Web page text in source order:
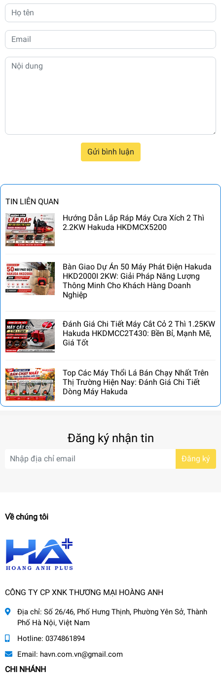
TIN LIÊN QUAN
Hướng Dẫn Lắp Ráp Máy Cưa Xích 2 Thì
2.2KW Hakuda HKDMCX5200
Bàn Giao Dự Án 50 Máy Phát Điện Hakuda
HKD2000I 2KW: Giải Pháp Năng Lượng
Thông Minh Cho Khách Hàng Doanh
Nghiệp
Đánh Giá Chi Tiết Máy Cắt Cỏ 2 Thì 1.25KW
Hakuda HKDMCC2T430: Bền Bỉ, Mạnh Mẽ,
Giá Tốt
Top Các Máy Thổi Lá Bán Chạy Nhất Trên
Thị Trường Hiện Nay: Đánh Giá Chi Tiết
Dòng Máy Hakuda
Gửi bình luận
Đăng ký nhận tin
Đăng ký
Về chúng tôi
CÔNG TY CP XNK THƯƠNG MẠI HOÀNG ANH
Địa chỉ: Số 26/46, Phố Hưng Thịnh, Phường Yên Sở, Thành
Phố Hà Nội, Việt Nam
Hotline: 0374861894
Email: havn.com.vn@gmail.com
CHI NHÁNH